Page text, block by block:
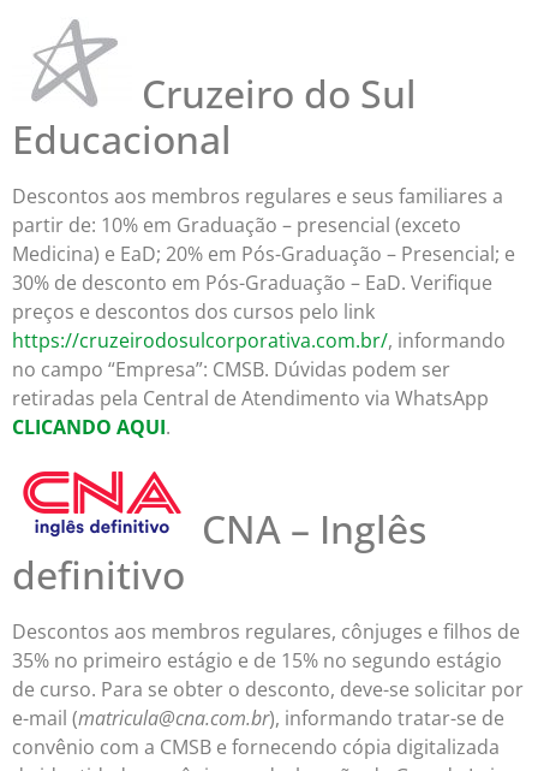
Cruzeiro do Sul
Educacional
Descontos aos membros regulares e seus familiares a
partir de: 10% em Graduação – presencial (exceto
Medicina) e EaD; 20% em Pós-Graduação – Presencial; e
30% de desconto em Pós-Graduação – EaD. Verifique
preços e descontos dos cursos pelo link
https://cruzeirodosulcorporativa.com.br/, informando
no campo “Empresa”: CMSB. Dúvidas podem ser
retiradas pela Central de Atendimento via WhatsApp
CLICANDO AQUI.
CNA – Inglês
definitivo
Descontos aos membros regulares, cônjuges e filhos de
35% no primeiro estágio e de 15% no segundo estágio
de curso. Para se obter o desconto, deve-se solicitar por
e-mail (matricula@cna.com.br), informando tratar-se de
convênio com a CMSB e fornecendo cópia digitalizada